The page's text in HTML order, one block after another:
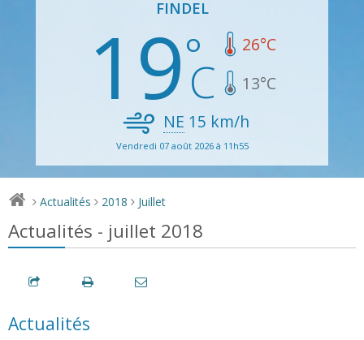
FINDEL
19 26°C
13°C
NE 15 km/h
Vendredi 07 août 2026 à 11h55
> Actualités > 2018 > Juillet
Actualités - juillet 2018
Actualités